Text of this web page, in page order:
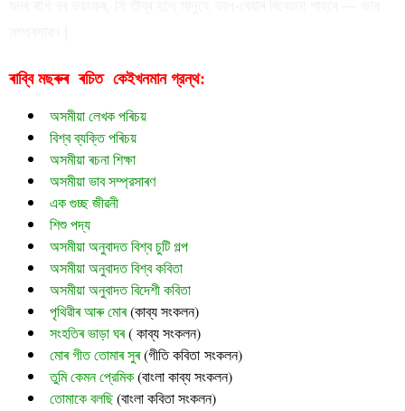
ৰাব্বি মছৰুৰ  ৰচিত কেইখনমান গ্রন্থ:
অসমীয়া লেখক পৰিচয়
বিশ্ব ব্যক্তি পৰিচয়
অসমীয়া ৰচনা শিক্ষা
অসমীয়া ভাব সম্প্রসাৰণ
এক গুচ্ছ জীৱনী
শিশু পদ্য
অসমীয়া অনুবাদত বিশ্ব চুটি গল্প
অসমীয়া অনুবাদত বিশ্ব কবিতা
অসমীয়া অনুবাদত বিদেশী কবিতা
পৃথিৱীৰ আৰু মোৰ (কাব্য সংকলন)
সংহতিৰ ভাড়া ঘৰ ( কাব্য সংকলন)
মোৰ গীত তোমাৰ সুৰ (গীতি কবিতা সংকলন)
তুমি কেমন প্রেমিক (বাংলা কাব্য সংকলন)
তোমাকে বলছি (বাংলা কবিতা সংকলন)